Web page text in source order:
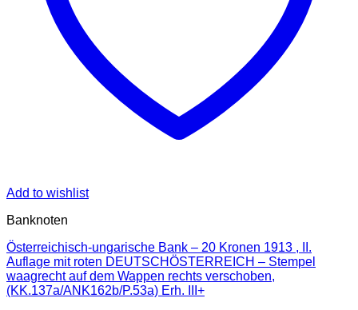
Add to wishlist
Banknoten
Österreichisch-ungarische Bank – 20 Kronen 1913 , II.
Auflage mit roten DEUTSCHÖSTERREICH – Stempel
waagrecht auf dem Wappen rechts verschoben,
(KK.137a/ANK162b/P.53a) Erh. III+